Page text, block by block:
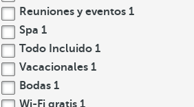
Reuniones y eventos 1
Spa 1
Todo Incluido 1
Vacacionales 1
Bodas 1
Wi-Fi gratis 1